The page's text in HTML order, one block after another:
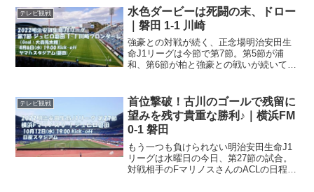
は今節で第21節。今節はアウェイ、埼玉
スタジアム2002に乗り...
テレビ観戦
水色ダービーは死闘の末、ドロー
｜磐田 1-1 川崎
強豪との対戦が続く、正念場明治安田生
命J1リーグは今節で第7節。第5節が浦
和、第6節が柏と強豪との戦いが続いてい
ターレを迎え撃つ一戦。今ではすっか
り、Jリーグで水色と...
テレビ観戦
首位撃破！古川のゴールで残留に
望みを残す貴重な勝利♪｜横浜FM
0-1 磐田
もう一つも負けられない明治安田生命J1
リーグは水曜日の今日、第27節の試合。
対戦相手のFマリノスさんのACLの日程の